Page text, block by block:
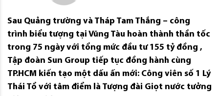
Sau Quảng trường và Tháp Tam Thắng – công
trình biểu tượng tại Vũng Tàu hoàn thành thần tốc
trong 75 ngày với tổng mức đầu tư 155 tỷ đồng ,
Tập đoàn Sun Group tiếp tục đồng hành cùng
TP.HCM kiến tạo một dấu ấn mới: Công viên số 1 Lý
Thái Tổ với tâm điểm là Tượng đài Giọt nước tưởng